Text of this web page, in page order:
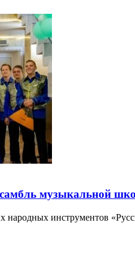
музыкальной
народных инструментов